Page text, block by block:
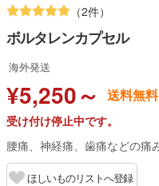
（2件）
ボルタレンカプセル
海外発送
¥5,250～ 送料無料
受け付け停止中です。
腰痛、神経痛、歯痛などの痛
ほしいものリストへ登録